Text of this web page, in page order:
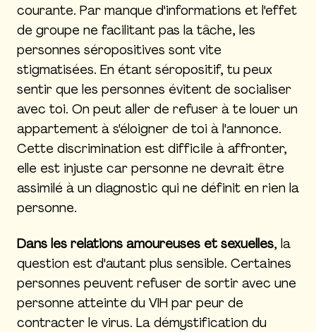
courante. Par manque d'informations et l'effet
de groupe ne facilitant pas la tâche, les
personnes séropositives sont vite
stigmatisées. En étant séropositif, tu peux
sentir que les personnes évitent de socialiser
avec toi. On peut aller de refuser à te louer un
appartement à s'éloigner de toi à l'annonce.
Cette discrimination est difficile à affronter,
elle est injuste car personne ne devrait être
assimilé à un diagnostic qui ne définit en rien la
personne.
Dans les relations amoureuses et sexuelles, la
question est d'autant plus sensible. Certaines
personnes peuvent refuser de sortir avec une
personne atteinte du VIH par peur de
contracter le virus. La démystification du